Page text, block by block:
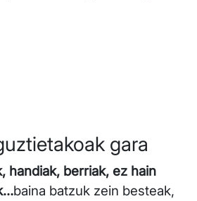
gara
handiak, berriak, ez hain
baina batzuk zein besteak,